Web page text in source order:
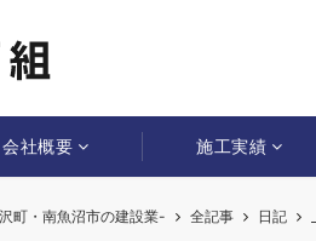
会社概要 施工実績
町・南魚沼市の建設業- 全記事 日記